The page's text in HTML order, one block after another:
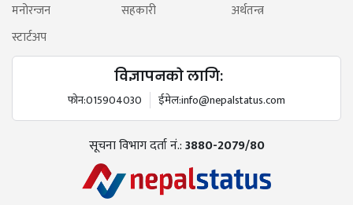
मनोरन्जन
सहकारी
अर्थतन्त्र
स्टार्टअप
विज्ञापनको लागि:
फोन:015904030 ईमेल:info@nepalstatus.com
सूचना विभाग दर्ता नं.:3880-2079/80